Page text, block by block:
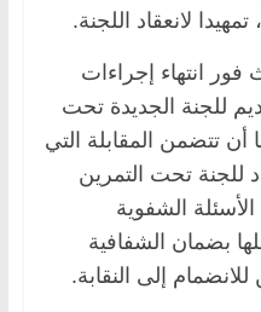
لانعقاد اللجنة.
انتهاء إجراءات
للجنة الجديدة تحت
أن تتضمن المقابلة التي
للجنة تحت التمرين
الشفوية
بضمان الشفافية
إلى النقابة.